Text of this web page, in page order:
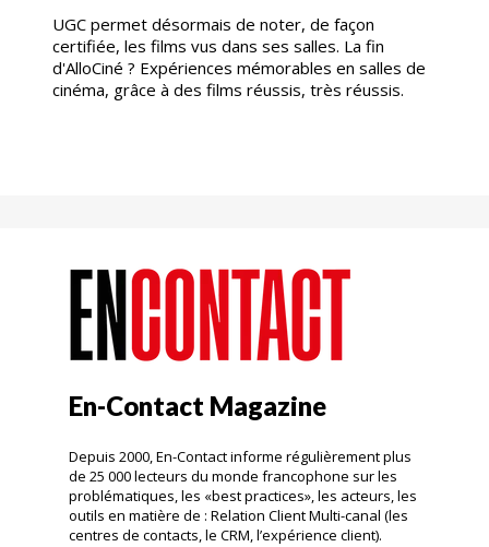
UGC permet désormais de noter, de façon
certifiée, les films vus dans ses salles. La fin
d'AlloCiné ? Expériences mémorables en salles de
cinéma, grâce à des films réussis, très réussis.
En-Contact Magazine
Depuis 2000, En-Contact informe régulièrement plus
de 25 000 lecteurs du monde francophone sur les
problématiques, les «best practices», les acteurs, les
outils en matière de : Relation Client Multi-canal (les
centres de contacts, le CRM, l’expérience client).